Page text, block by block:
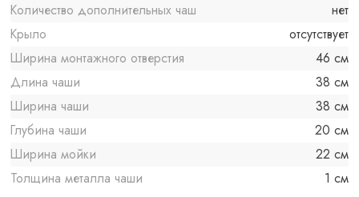
Количество дополнительных чаш
нет
Крыло
отсутствует
Ширина монтажного отверстия
46 см
Длина чаши
38 см
Ширина чаши
38 см
Глубина чаши
20 см
Ширина мойки
22 см
Толщина металла чаши
1 см